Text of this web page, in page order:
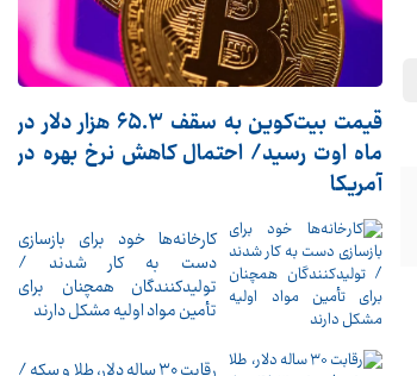
قیمت بیت‌کوین به سقف ۶۵.۳ هزار دلار در
ماه اوت رسید/ احتمال کاهش نرخ بهره در
آمریکا
کارخانه‌ها خود برای بازسازی
دست به کار شدند /
تولیدکنندگان همچنان برای
تأمین مواد اولیه مشکل دارند
رقابت ۳۰ ساله دلار، طلا و سکه /